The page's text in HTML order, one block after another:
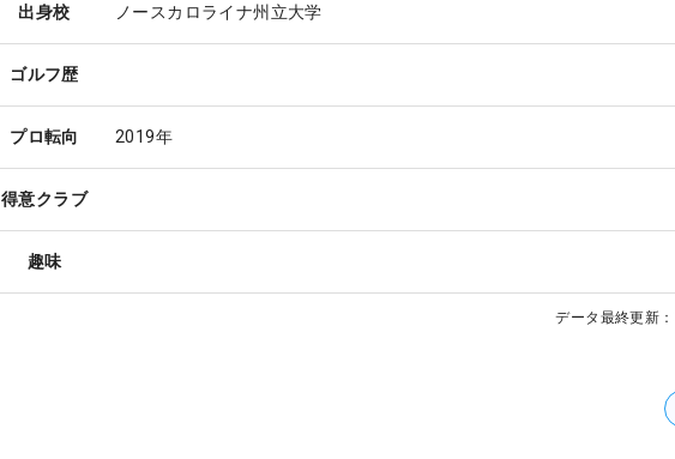
出身校 ノースカロライナ州立大学
ゴルフ歴
プロ転向 2019年
得意クラブ
趣味
データ最終更新：